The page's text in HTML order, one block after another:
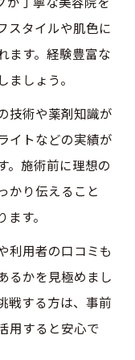
スタイルや肌色に
ます。経験豊富な
しょう。
技術や薬剤知識が
イトなどの実績が
。施術前に理想の
かり伝えること
す。
利用者の口コミも
るかを見極めまし
戦する方は、事前
用すると安心で